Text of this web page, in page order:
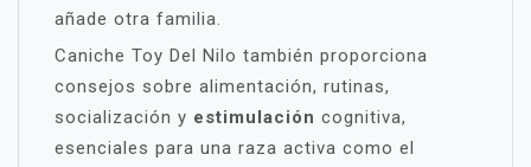
añade otra familia.
Caniche Toy Del Nilo también proporciona
consejos sobre alimentación, rutinas,
socialización y estimulación cognitiva,
esenciales para una raza activa como el